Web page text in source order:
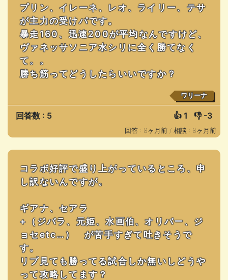
プリン、イレーネ、レオ、ライリー、テサ
が主力の受けパです。
暴走160、迅速200が平均なんですけど、
ヴァネッサソニア水シリに全く勝てなく
て。。
勝ち筋ってどうしたらいいですか？
ワリーナ
回答数 : 5 👍 1 👎 -3
回答 : 8ヶ月前 / 相談 : 8ヶ月前
コラボ好評で盛り上がっているところ、申
し訳ないんですが。
ギアナ、セアラ
+（ジバラ、元姫、水画伯、オリバー、ジ
ョセetc…） が苦手すぎて吐きそうで
す。
リプ見ても勝ってる試合しか無いしどうや
って攻略してます？